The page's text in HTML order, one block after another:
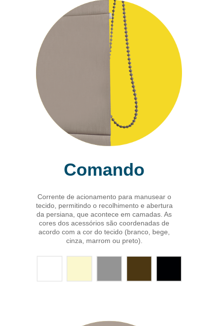
Comando
Corrente de acionamento para manusear o
tecido, permitindo o recolhimento e abertura
da persiana, que acontece em camadas. As
cores dos acessórios são coordenadas de
acordo com a cor do tecido (branco, bege,
cinza, marrom ou preto).